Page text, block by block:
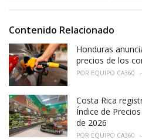
i
:
Contenido Relacionado
Honduras
precios de los
POR EQUIPO CA360
Costa Rica
Índice de
de 2026
POR EQUIPO CA360